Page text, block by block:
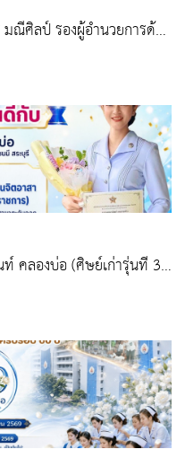
ศิลป์ รองผู้อำนวยการด้าน
คลองบ่อ (ศิษย์เก่ารุ่นที่ 30